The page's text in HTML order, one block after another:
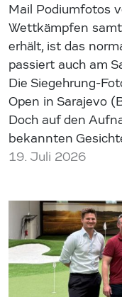
Mail Podiumfotos
Wettkämpfen
erhält, ist das
passiert auch am
Die Siegehrung-
Open in Sarajevo
Doch auf den
bekannten
19. Juli 2026